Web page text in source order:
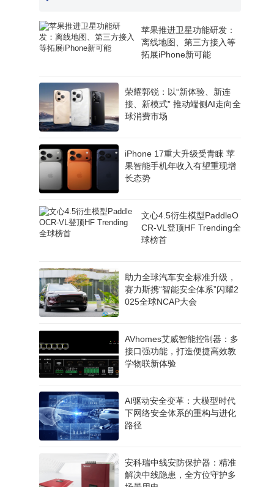
苹果推进卫星功能研发：
离线地图、第三方接入等
拓展iPhone新可能
荣耀郭锐：以“新体验、新连
接、新模式” 推动端侧AI走向全
球消费市场
iPhone 17重大升级受青睐 苹
果智能手机年收入有望重现增
长态势
文心4.5衍生模型PaddleO
CR-VL登顶HF Trending全
球榜首
助力全球汽车安全标准升级，
赛力斯携“智能安全体系”闪耀2
025全球NCAP大会
AVhomes艾威智能控制器：多
接口强功能，打造便捷高效教
学物联新体验
AI驱动安全变革：大模型时代
下网络安全体系的重构与进化
路径
安科瑞中线安防保护器：精准
解决中线隐患，全方位守护多